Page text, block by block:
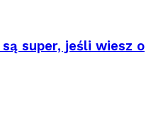
super, jeśli wiesz o